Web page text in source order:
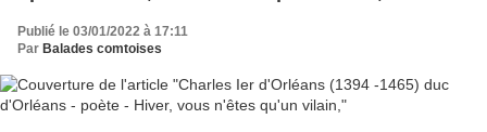
Publié le 03/01/2022 à 17:11
Par Balades comtoises